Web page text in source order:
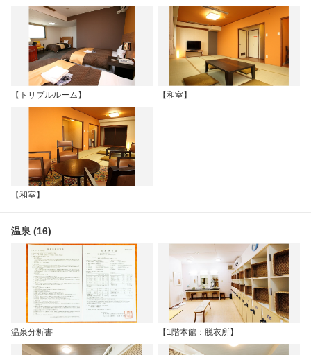
【トリプルルーム】 【和室】
【和室】
温泉 (16)
温泉分析書 【1階本館：脱衣所】